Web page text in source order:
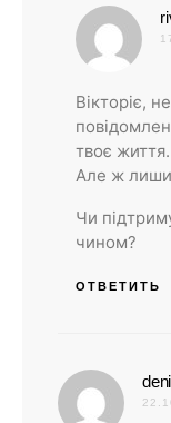
Вікторіє,
твоє
Але ж
Чи
чином?
ОТВЕТИТЬ